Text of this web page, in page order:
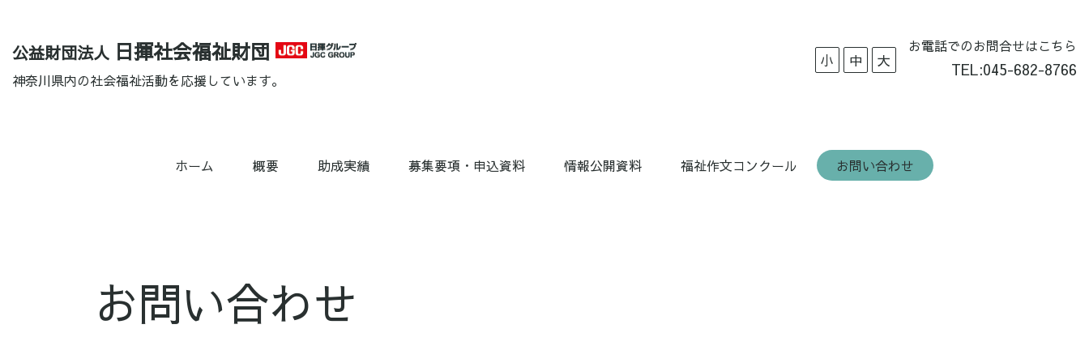
公益財団法人 日揮社会福祉財団
神奈川県内の社会福祉活動を応援しています。
お電話でのお問合せはこちら
TEL:045-682-8766
小 中 大
ホーム 概要 助成実績 募集要項・申込資料 情報公開資料 福祉作文コンクール お問い合わせ
お問い合わせ